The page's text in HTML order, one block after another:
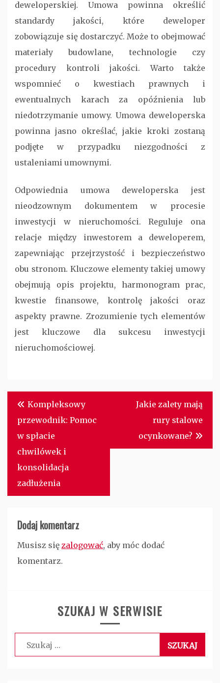
deweloperskiej. Umowa powinna określić
standardy jakości, które deweloper
zobowiązuje się dostarczyć. Może to obejmować
materiały budowlane, technologie czy
procedury kontroli jakości. Warto także
wspomnieć o kwestiach prawnych i
ewentualnych karach za opóźnienia lub
niedotrzymanie umowy. Umowa deweloperska
powinna jasno określać, jakie kroki zostaną
podjęte w przypadku niezgodności z
ustaleniami umownymi.
Odpowiednia umowa deweloperska jest
nieodzownym dokumentem w procesie
inwestycji w nieruchomości. Reguluje ona
relacje między inwestorem a deweloperem,
zapewniając przejrzystość i bezpieczeństwo
obu stronom. Kluczowe elementy takiej umowy
obejmują opis projektu, harmonogram prac,
kwestie finansowe, kontrolę jakości oraz
aspekty prawne. Zrozumienie tych elementów
jest kluczowe dla sukcesu inwestycji
nieruchomościowej.
Nawigacja
wpisu
Kompleksowy
przewodnik: Pomoc
w spłacie
chwilówek i
konsolidacja
zadłużenia
Jakie zalety mają
rury stalowe
ocynkowane?
Dodaj komentarz
Musisz się zalogować, aby móc dodać
komentarz.
SZUKAJ W SERWISIE
Szukaj: